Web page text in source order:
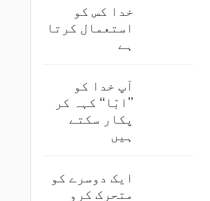
خدا کس کو
استعمال کرتا
ہے
آپ خدا کو
’’ابّا‘‘ کہہ کر
پکار سکتے
ہیں
ایک دوسرے کو
متحرک کرو